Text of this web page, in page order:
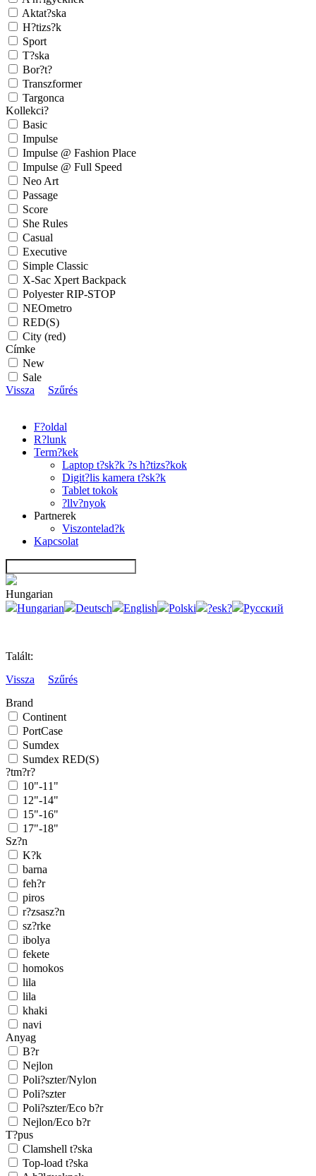
Aktat?ska
H?tizs?k
Sport
T?ska
Bor?t?
Transzformer
Targonca
Kollekci?
Basic
Impulse
Impulse @ Fashion Place
Impulse @ Full Speed
Neo Art
Passage
Score
She Rules
Casual
Executive
Simple Classic
X-Sac Xpert Backpack
Polyester RIP-STOP
NEOmetro
RED(S)
City (red)
Címke
New
Sale
Vissza
Szűrés
F?oldal
R?lunk
Term?kek
Laptop t?sk?k ?s h?tizs?kok
Digit?lis kamera t?sk?k
Tablet tokok
?llv?nyok
Partnerek
Viszontelad?k
Kapcsolat
Hungarian
Hungarian
Deutsch English Polski ?esk? Русский
Talált:
Vissza
Szűrés
Brand
Continent
PortCase
Sumdex
Sumdex RED(S)
?tm?r?
10"-11"
12"-14"
15"-16"
17"-18"
Sz?n
K?k
barna
feh?r
piros
r?zsasz?n
sz?rke
ibolya
fekete
homokos
lila
lila
khaki
navi
Anyag
B?r
Nejlon
Poli?szter/Nylon
Poli?szter
Poli?szter/Eco b?r
Nejlon/Eco b?r
T?pus
Clamshell t?ska
Top-load t?ska